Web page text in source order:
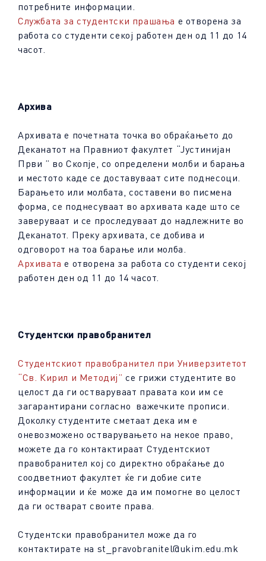
потребните информации.
Службата за студентски прашања е отворена за
работа со студенти секој работен ден од 11 до 14
часот.
Архива
Архивата е почетната точка во обраќањето до
Деканатот на Правниот факултет “Јустинијан
Први ” во Скопје, со определени молби и барања
и местото каде се доставуваат сите поднесоци.
Барањето или молбата, составени во писмена
форма, се поднесуваат во архивата каде што се
заверуваат и се проследуваат до надлежните во
Деканатот. Преку архивата, се добива и
одговорот на тоа барање или молба.
Архивата е отворена за работа со студенти секој
работен ден од 11 до 14 часот.
Студентски правобранител
Студентскиот правобранител при Универзитетот
“Св. Кирил и Методиј” се грижи студентите во
целост да ги остваруваат правата кои им се
загарантирани согласно важечките прописи.
Доколку студентите сметаат дека им е
оневозможено остварувањето на некое право,
можете да го контактираат Студентскиот
правобранител кој со директно обраќање до
соодветниот факултет ќе ги добие сите
информации и ќе може да им помогне во целост
да ги остварат своите права.
Студентски правобранител може да го
контактирате на st_pravobranitel@ukim.edu.mk